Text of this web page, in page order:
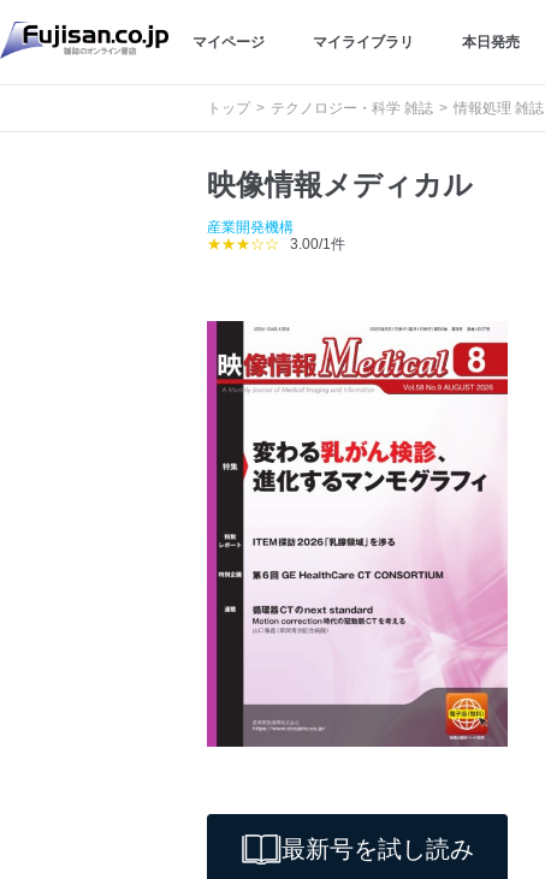
マイページ マイライブラリ 本日発売
トップ テクノロジー・科学 雑誌 情報処理 雑誌
映像情報メディカル
産業開発機構
★★★☆☆
3.00/1件
最新号を試し読み